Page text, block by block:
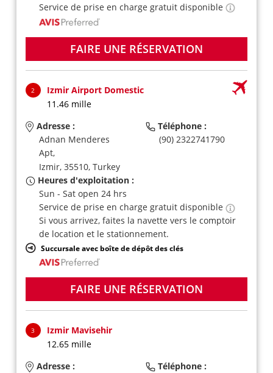
Service de prise en charge gratuit disponible
FAIRE UNE RÉSERVATION
2
Izmir Airport Domestic
11.46 mille
Adresse :
Adnan Menderes
Apt,
Izmir, 35510, Turkey
Téléphone :
(90) 2322741790
Heures d'exploitation :
Sun - Sat open 24 hrs
Service de prise en charge gratuit disponible
Si vous arrivez, faites la navette vers le comptoir
de location et le stationnement.
Succursale avec boîte de dépôt des clés
FAIRE UNE RÉSERVATION
3
Izmir Mavisehir
12.65 mille
Adresse :
Téléphone :